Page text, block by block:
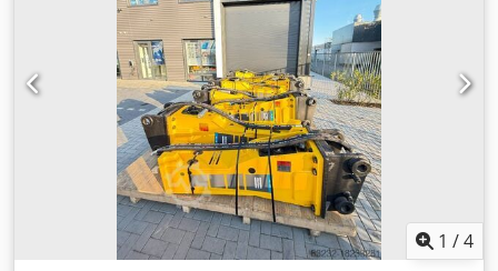
1 /4